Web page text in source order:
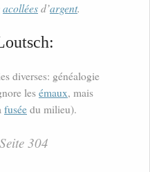
acolléesd’argent.
diverses: généalogie
les émaux, mais
fusée du milieu).
Seite 304